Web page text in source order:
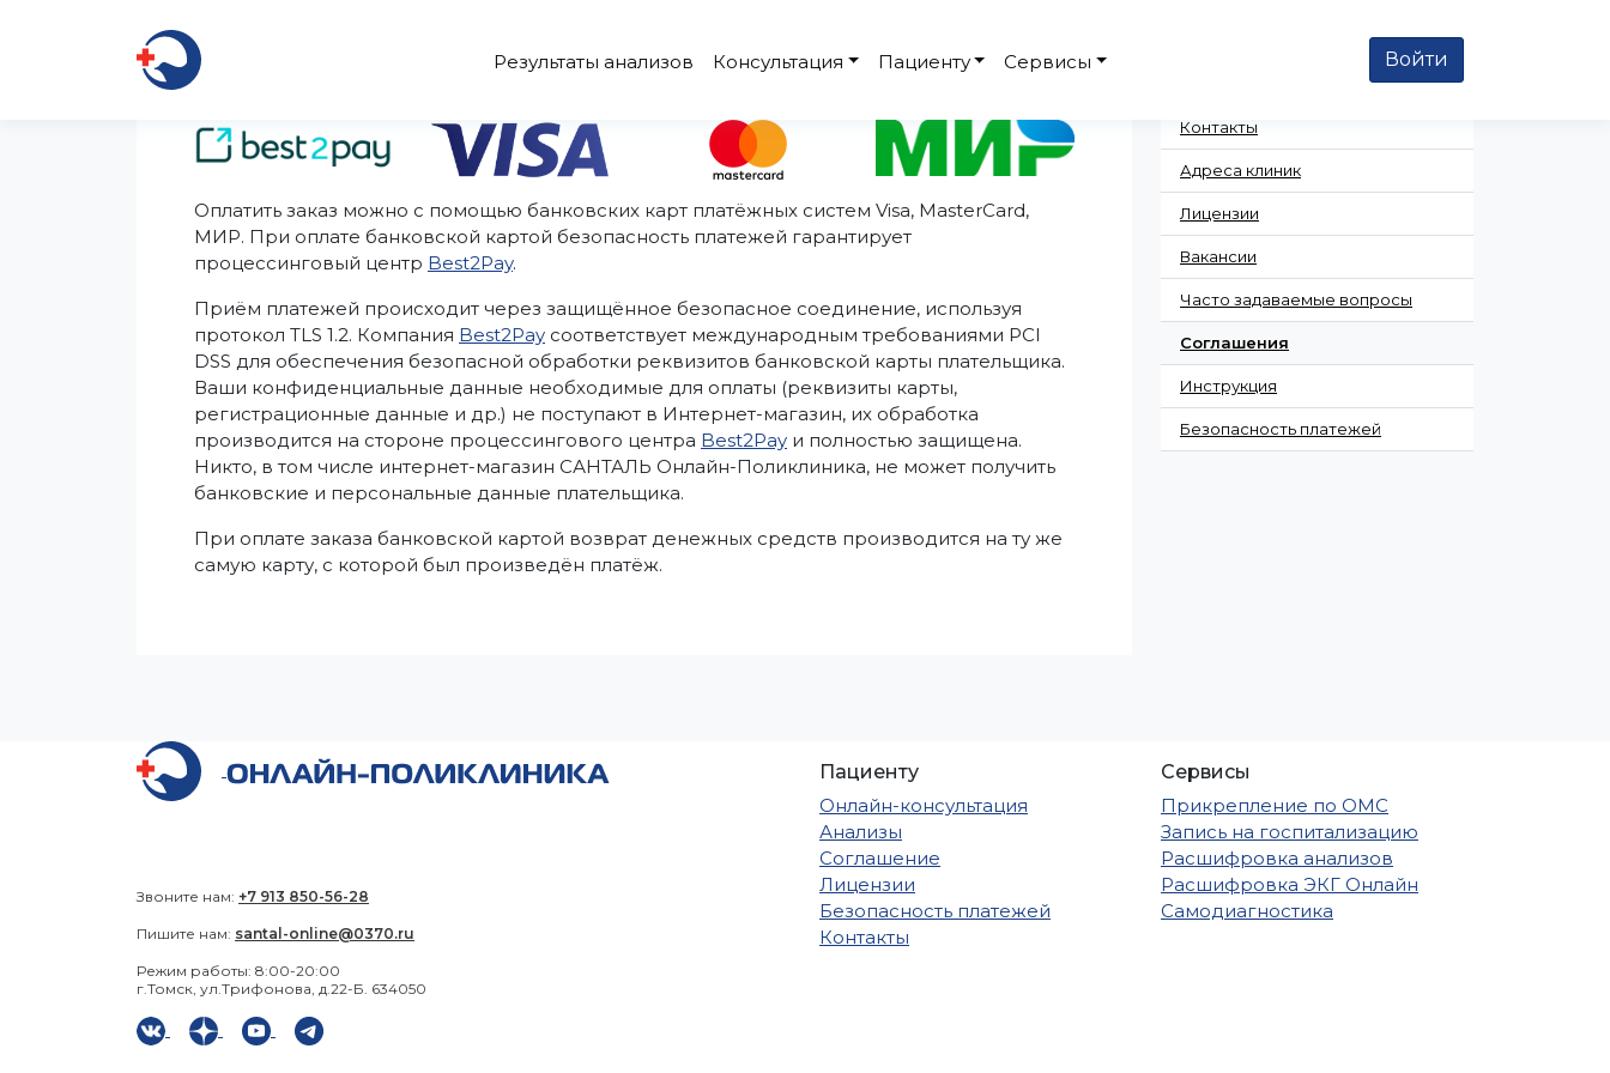
Результаты анализов Консультация Пациенту Сервисы Войти
Оплатить заказ можно с помощью банковских карт платёжных систем Visa, MasterCard,
МИР. При оплате банковской картой безопасность платежей гарантирует
процессинговый центр Best2Pay.
Приём платежей происходит через защищённое безопасное соединение, используя
протокол TLS 1.2. Компания Best2Pay соответствует международным требованиями PCI
DSS для обеспечения безопасной обработки реквизитов банковской карты плательщика.
Ваши конфиденциальные данные необходимые для оплаты (реквизиты карты,
регистрационные данные и др.) не поступают в Интернет-магазин, их обработка
производится на стороне процессингового центра Best2Pay и полностью защищена.
Никто, в том числе интернет-магазин САНТАЛЬ Онлайн-Поликлиника, не может получить
банковские и персональные данные плательщика.
При оплате заказа банковской картой возврат денежных средств производится на ту же
самую карту, с которой был произведён платёж.
Контакты
Адреса клиник
Лицензии
Вакансии
Часто задаваемые вопросы
Соглашения
Инструкция
Безопасность платежей
Звоните нам: +7 913 850-56-28
Пишите нам: santal-online@0370.ru
Режим работы: 8:00-20:00
г.Томск, ул.Трифонова, д.22-Б. 634050
Пациенту
Онлайн-консультация
Анализы
Соглашение
Лицензии
Безопасность платежей
Контакты
Сервисы
Прикрепление по ОМС
Запись на госпитализацию
Расшифровка анализов
Расшифровка ЭКГ Онлайн
Самодиагностика